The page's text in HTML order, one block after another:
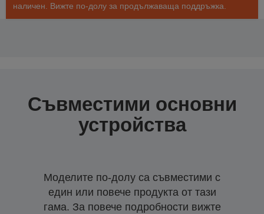
наличен. Вижте по-долу за продължаваща поддръжка.
Съвместими основни
устройства
Моделите по-долу са съвместими с
един или повече продукта от тази
гама. За повече подробности вижте